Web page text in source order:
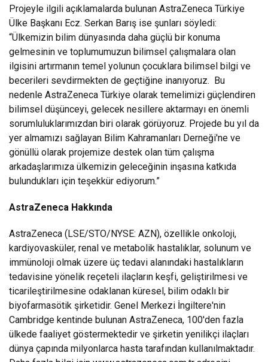
Projeyle ilgili açıklamalarda bulunan AstraZeneca Türkiye
Ülke Başkanı Ecz. Serkan Barış ise şunları söyledi:
“Ülkemizin bilim dünyasında daha güçlü bir konuma
gelmesinin ve toplumumuzun bilimsel çalışmalara olan
ilgisini artırmanın temel yolunun çocuklara bilimsel bilgi ve
becerileri sevdirmekten de geçtiğine inanıyoruz. Bu
nedenle AstraZeneca Türkiye olarak temelimizi güçlendiren
bilimsel düşünceyi, gelecek nesillere aktarmayı en önemli
sorumluluklarımızdan biri olarak görüyoruz. Projede bu yıl da
yer almamızı sağlayan Bilim Kahramanları Derneği'ne ve
gönüllü olarak projemize destek olan tüm çalışma
arkadaşlarımıza ülkemizin geleceğinin inşasına katkıda
bulundukları için teşekkür ediyorum.”
AstraZeneca Hakkında
AstraZeneca (LSE/STO/NYSE: AZN), özellikle onkoloji,
kardiyovasküler, renal ve metabolik hastalıklar, solunum ve
immünoloji olmak üzere üç tedavi alanındaki hastalıkların
tedavisine yönelik reçeteli ilaçların keşfi, geliştirilmesi ve
ticarileştirilmesine odaklanan küresel, bilim odaklı bir
biyofarmasötik şirketidir. Genel Merkezi İngiltere'nin
Cambridge kentinde bulunan AstraZeneca, 100'den fazla
ülkede faaliyet göstermektedir ve şirketin yenilikçi ilaçları
dünya çapında milyonlarca hasta tarafından kullanılmaktadır.